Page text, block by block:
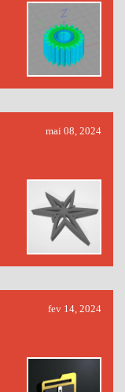
mai 08, 2024
fev 14, 2024